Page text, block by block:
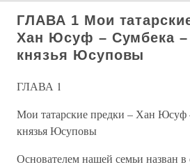
ГЛАВА 1 Мои
Хан Юсуф – Сумбека
князья Юсуповы
ГЛАВА 1
Мои татарские предки – Хан
князья Юсуповы
Основателем нашей семьи назван